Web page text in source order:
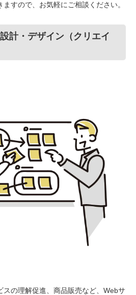
すので、お気軽にご相談ください。
計・デザイン（クリエイ
スの理解促進、商品販売など、Webサ